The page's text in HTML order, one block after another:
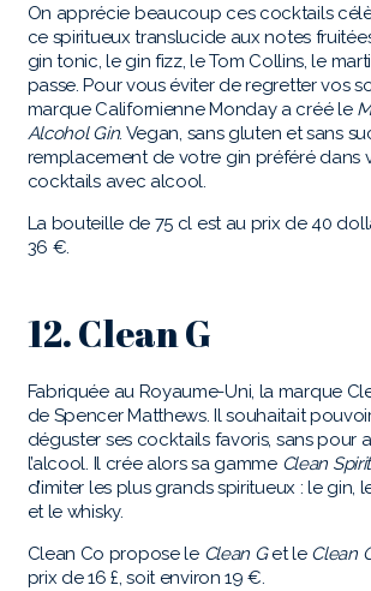
On apprécie beaucoup ces cocktails
ce spiritueux translucide aux notes
gin tonic, le gin fizz, le Tom Collins, le
passe. Pour vous éviter de regretter vos
marque Californienne Monday a créé le
Alcohol Gin. Vegan, sans gluten et sans
remplacement de votre gin préféré dans
cocktails avec alcool.
La bouteille de 75 cl est au prix de 40
36 €.
12. Clean G
Fabriquée au Royaume-Uni, la marque
de Spencer Matthews. Il souhaitait
déguster ses cocktails favoris, sans pour
l’alcool. Il crée alors sa gamme Clean
d’imiter les plus grands spiritueux : le gin,
et le whisky.
Clean Co propose le Clean Get le Clean
prix de 16 £, soit environ 19 €.